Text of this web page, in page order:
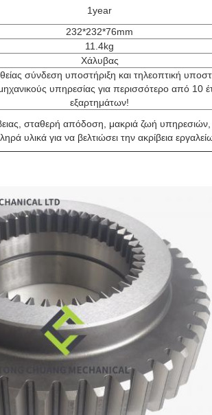
1year
232*232*76mm
11.4kg
Χάλυβας
σύνδεση υποστήριξη και τηλεοπτική
υπηρεσίας για περισσότερο από 10
εξαρτημάτων!
σταθερή απόδοση, μακριά ζωή
υλικά για να βελτιώσει την ακρίβεια